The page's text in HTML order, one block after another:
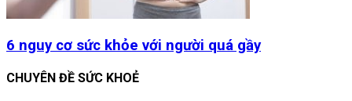
6 nguy cơ sức khỏe với người quá gầy
CHUYÊN ĐỀ SỨC KHOẺ